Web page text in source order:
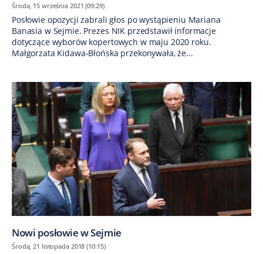
Środa, 15 września 2021 (09:29)
Posłowie opozycji zabrali głos po wystąpieniu Mariana
Banasia w Sejmie. Prezes NIK przedstawił informacje
dotyczące wyborów kopertowych w maju 2020 roku.
Małgorzata Kidawa-Błońska przekonywała, że...
Nowi posłowie w Sejmie
Środa, 21 listopada 2018 (10:15)